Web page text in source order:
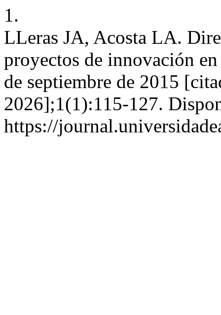
1.
LLeras JA, Acosta LA.
proyectos de innovación
de septiembre de 2015
2026];1(1):115-127.
https://